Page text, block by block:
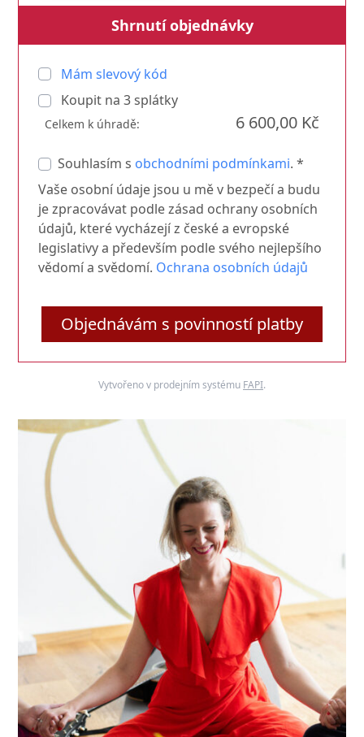
Shrnutí objednávky
Mám slevový kód
Koupit na3splátky
Celkem k úhradě: 6 600,00 Kč
Souhlasím s obchodními podmínkami. *
Vaše osobní údaje jsou u mě v bezpečí a budu
je zpracovávat podle zásad ochrany osobních
údajů, které vycházejí z české a evropské
legislativy a především podle svého nejlepšího
vědomí a svědomí. Ochrana osobních údajů
Objednávám s povinností platby
Vytvořeno v prodejním systému FAPI.